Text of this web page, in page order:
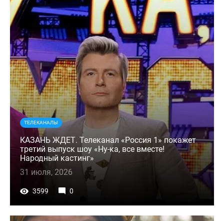
ТЕЛЕКАНАЛЫ
КАЗАНЬ ЖДЕТ. Телеканал «Россия 1» покажет
третий выпуск шоу «Ну-ка, все вместе!
Народный кастинг»
31 июля, 2026
3599 0